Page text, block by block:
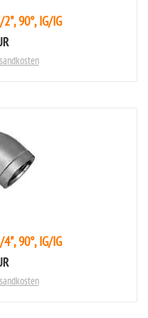
90°, IG/IG
90°, IG/IG